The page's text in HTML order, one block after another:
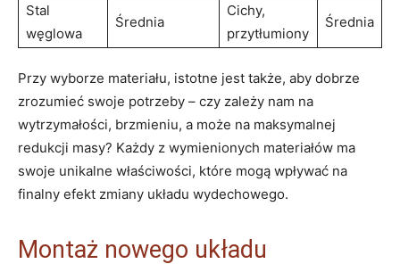
Stal
węglowa
Średnia
Cichy,
przytłumiony
Średnia
Przy wyborze materiału, istotne jest także, aby dobrze
zrozumieć swoje potrzeby – czy zależy nam na
wytrzymałości, brzmieniu, a może na maksymalnej
redukcji masy? Każdy z wymienionych materiałów ma
swoje unikalne właściwości, które mogą wpływać na
finalny efekt zmiany układu wydechowego.
Montaż nowego układu